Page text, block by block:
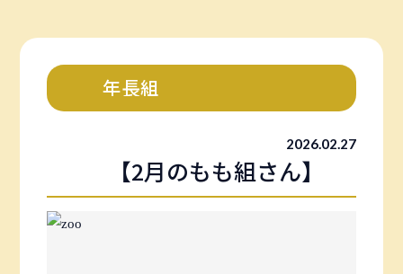
年長組
【2月のもも組さん】
2026.02.27